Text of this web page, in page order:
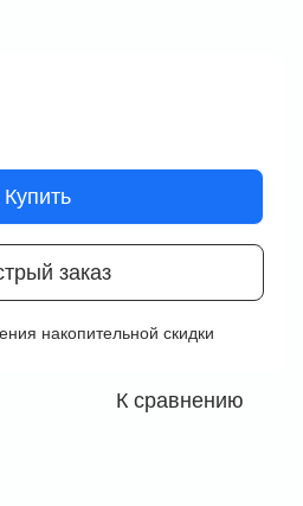
Купить
заказ
накопительной скидки
К сравнению